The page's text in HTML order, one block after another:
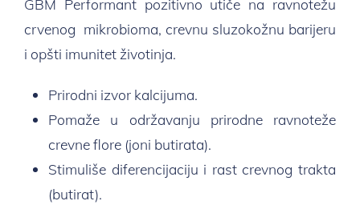
GBM Performant pozitivno utiče na ravnotežu
crvenog mikrobioma, crevnu sluzokožnu barijeru
i opšti imunitet životinja.
Prirodni izvor kalcijuma.
Pomaže u održavanju prirodne ravnoteže
crevne flore (joni butirata).
Stimuliše diferencijaciju i rast crevnog trakta
(butirat).